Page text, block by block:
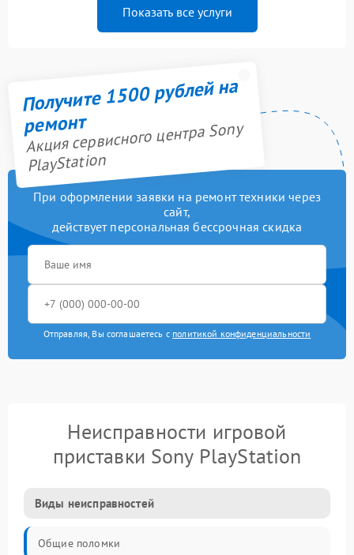
Показать все услуги
Получите 1500 рублей на
ремонт
Акция сервисного центра Sony
PlayStation
При оформлении заявки на ремонт техники через
сайт,
действует персональная бессрочная скидка
Отправляя, Вы соглашаетесь с политикой конфиденциальности
Неисправности игровой
приставки Sony PlayStation
Виды неисправностей
Общие поломки